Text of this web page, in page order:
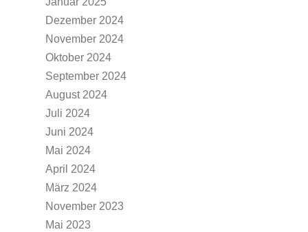
Dezember 2024
November 2024
Oktober 2024
September 2024
August 2024
Juli 2024
Juni 2024
Mai 2024
April 2024
März 2024
November 2023
Mai 2023